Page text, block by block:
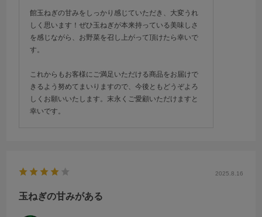
館玉ねぎの甘みをしっかり感じていただき、大変うれ
しく思います！ぜひ玉ねぎが本来持っている美味しさ
を感じながら、お野菜を召し上がって頂けたら幸いで
す。
これからもお客様にご満足いただける商品をお届けで
きるよう努めてまいりますので、今後ともどうぞよろ
しくお願いいたします。末永くご愛顧いただけますと
幸いです。
2025.8.16
玉ねぎの甘みがある